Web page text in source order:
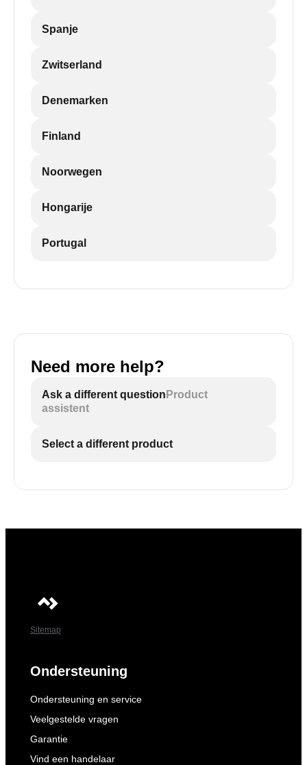
Spanje
Zwitserland
Denemarken
Finland
Noorwegen
Hongarije
Portugal
Need more help?
Ask a different question Product
assistent
Select a different product
Sitemap
Ondersteuning
Ondersteuning en service
Veelgestelde vragen
Garantie
Vind een handelaar